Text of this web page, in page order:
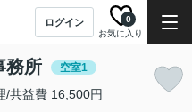
ログイン
お気に入り
0
務所 空室1
/共益費 16,500円